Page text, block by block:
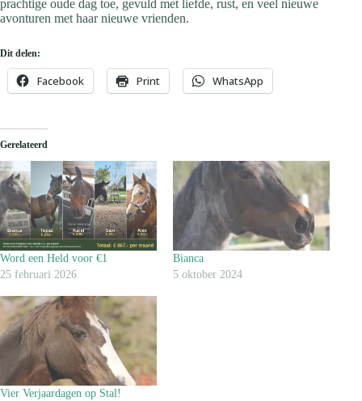
prachtige oude dag toe, gevuld met liefde, rust, en veel nieuwe
avonturen met haar nieuwe vrienden.
Dit delen:
Facebook Print WhatsApp
Gerelateerd
Word een Held voor €1
25 februari 2026
Bianca
5 oktober 2024
Vier Verjaardagen op Stal!